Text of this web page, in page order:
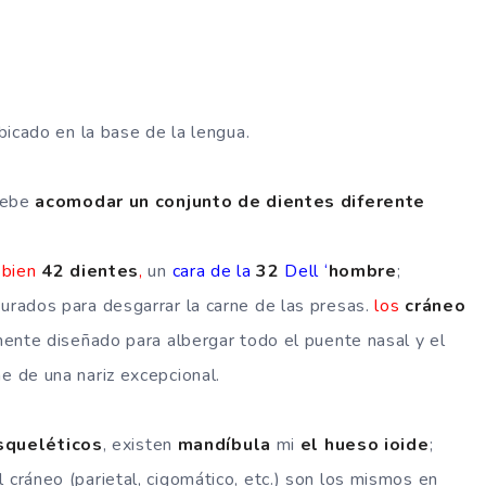
en la base de la lengua.
acomodar un conjunto de dientes diferente
42 dientes, un cara de la32 Dell ‘hombre;
para desgarrar la carne de las presas.los cráneo
diseñado para albergar todo el puente nasal y el
de una nariz excepcional.
, existen mandíbula mi el hueso ioide;
(parietal, cigomático, etc.) son los mismos en